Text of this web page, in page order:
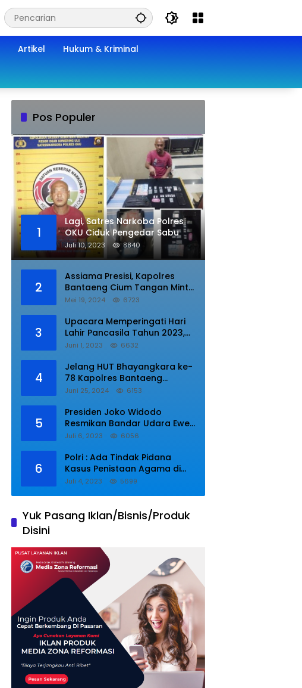
Artikel Hukum & Kriminal
Pos Populer
1
Lagi, Satres Narkoba Polres
OKU Ciduk Pengedar Sabu
Juli 10, 2023 8840
2
Assiama Presisi, Kapolres
Bantaeng Cium Tangan Minta
di Doakan.
Mei 19, 2024 6723
3
Upacara Memperingati Hari
Lahir Pancasila Tahun 2023,
Wakapolres Lampung Utara
RI.
Juni 1, 2023 6632
4
Jelang HUT Bhayangkara ke-
78 Kapolres Bantaeng
Resmikan Sumur Bor di Desa
Juni 25, 2024 6153
5
Presiden Joko Widodo
Resmikan Bandar Udara Ewer
di Asmat
Juli 6, 2023 6056
6
Polri : Ada Tindak Pidana
Kasus Penistaan Agama di
Ponpes Al Zaytun
Juli 4, 2023 5699
Yuk Pasang Iklan/Bisnis/Produk
Disini